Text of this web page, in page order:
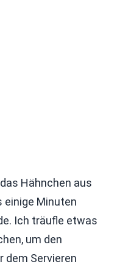
Hähnchen aus
einige Minuten
Ich träufle etwas
um den
dem Servieren